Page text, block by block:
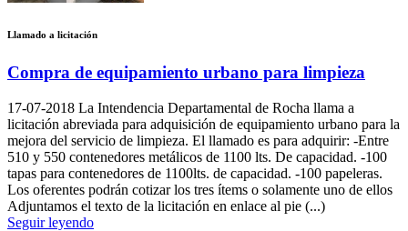
Llamado a licitación
Compra de equipamiento urbano para limpieza
17-07-2018 La Intendencia Departamental de Rocha llama a
licitación abreviada para adquisición de equipamiento urbano para la
mejora del servicio de limpieza. El llamado es para adquirir: -Entre
510 y 550 contenedores metálicos de 1100 lts. De capacidad. -100
tapas para contenedores de 1100lts. de capacidad. -100 papeleras.
Los oferentes podrán cotizar los tres ítems o solamente uno de ellos
Adjuntamos el texto de la licitación en enlace al pie (...)
Seguir leyendo